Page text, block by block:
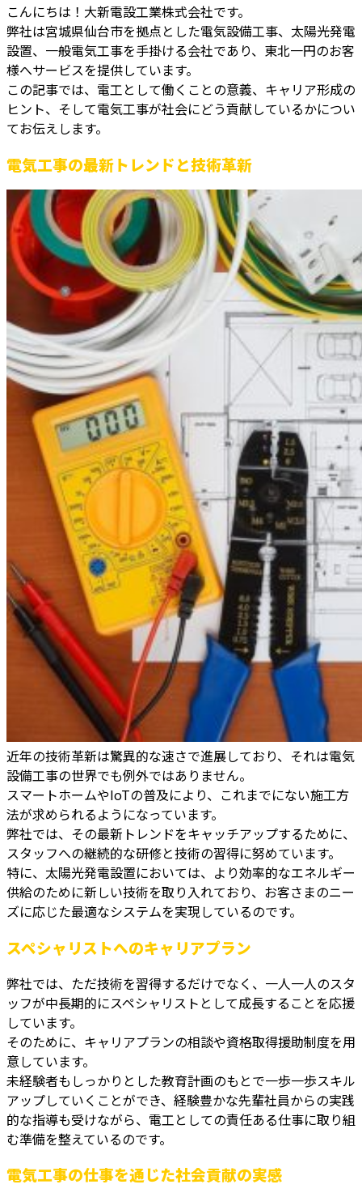
こんにちは！大新電設工業株式会社です。
弊社は宮城県仙台市を拠点とした電気設備工事、太陽光発電
設置、一般電気工事を手掛ける会社であり、東北一円のお客
様へサービスを提供しています。
この記事では、電工として働くことの意義、キャリア形成の
ヒント、そして電気工事が社会にどう貢献しているかについ
てお伝えします。
電気工事の最新トレンドと技術革新
近年の技術革新は驚異的な速さで進展しており、それは電気
設備工事の世界でも例外ではありません。
スマートホームやIoTの普及により、これまでにない施工方
法が求められるようになっています。
弊社では、その最新トレンドをキャッチアップするために、
スタッフへの継続的な研修と技術の習得に努めています。
特に、太陽光発電設置においては、より効率的なエネルギー
供給のために新しい技術を取り入れており、お客さまのニー
ズに応じた最適なシステムを実現しているのです。
スペシャリストへのキャリアプラン
弊社では、ただ技術を習得するだけでなく、一人一人のスタ
ッフが中長期的にスペシャリストとして成長することを応援
しています。
そのために、キャリアプランの相談や資格取得援助制度を用
意しています。
未経験者もしっかりとした教育計画のもとで一歩一歩スキル
アップしていくことができ、経験豊かな先輩社員からの実践
的な指導も受けながら、電工としての責任ある仕事に取り組
む準備を整えているのです。
電気工事の仕事を通じた社会貢献の実感